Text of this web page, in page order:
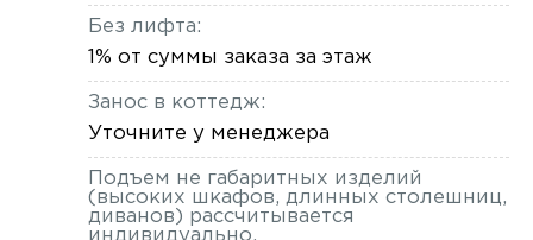
Без лифта:
1% от суммы заказа за этаж
Занос в коттедж:
Уточните у менеджера
Подъем не габаритных изделий
(высоких шкафов, длинных столешниц,
диванов) рассчитывается
индивидуально.